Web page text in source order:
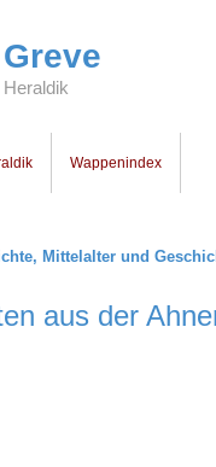
Wappenindex
Mittelalter und
aus der